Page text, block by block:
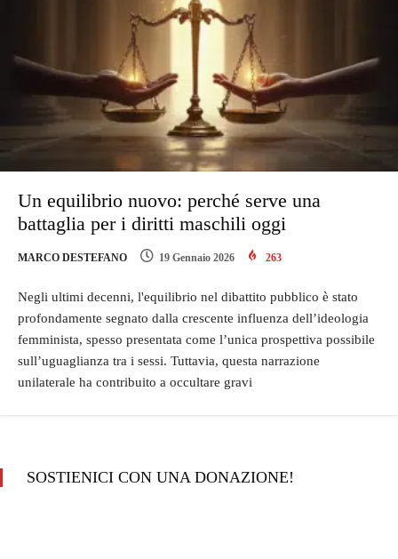
Un equilibrio nuovo: perché serve una
battaglia per i diritti maschili oggi
MARCO DESTEFANO 19 Gennaio 2026 263
Negli ultimi decenni, l'equilibrio nel dibattito pubblico è stato
profondamente segnato dalla crescente influenza dell’ideologia
femminista, spesso presentata come l’unica prospettiva possibile
sull’uguaglianza tra i sessi. Tuttavia, questa narrazione
unilaterale ha contribuito a occultare gravi
SOSTIENICI CON UNA DONAZIONE!